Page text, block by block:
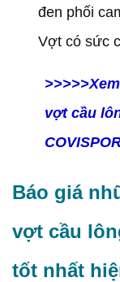
đen phối
Vợt có sức
vợt cầu
Báo giá
vợt cầu
tốt nhất